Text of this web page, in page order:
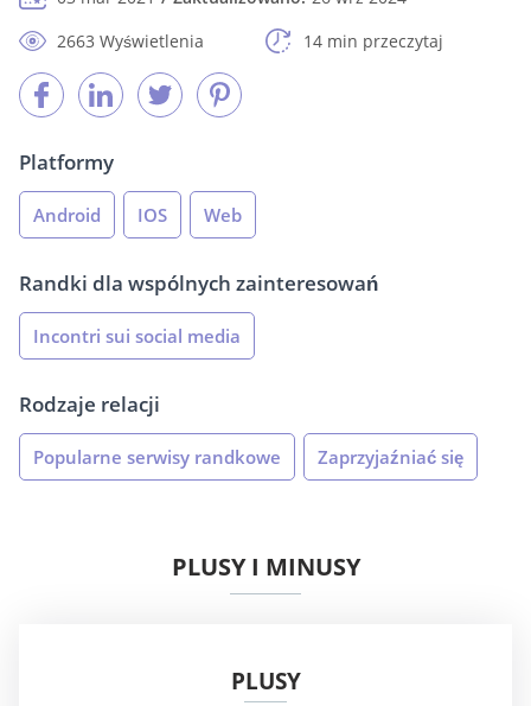
2663 Wyświetlenia
14 min przeczytaj
Platformy
Android IOS Web
Randki dla wspólnych zainteresowań
Incontri sui social media
Rodzaje relacji
Popularne serwisy randkowe Zaprzyjaźniać się
PLUSY I MINUSY
PLUSY